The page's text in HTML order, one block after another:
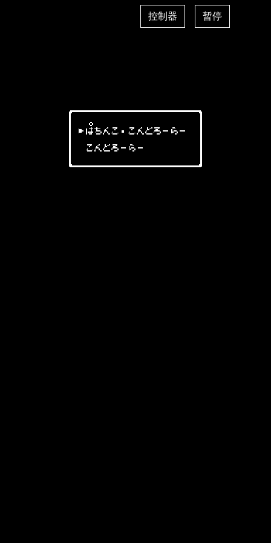
控制器 暂停